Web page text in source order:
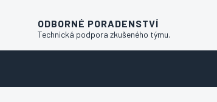
ODBORNÉ PORADENSTVÍ
Technická podpora zkušeného týmu.